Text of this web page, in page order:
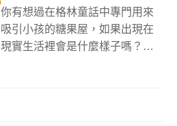
你有想過在格林童話中專門用來
吸引小孩的糖果屋，如果出現在
現實生活裡會是什麼樣子嗎？喜